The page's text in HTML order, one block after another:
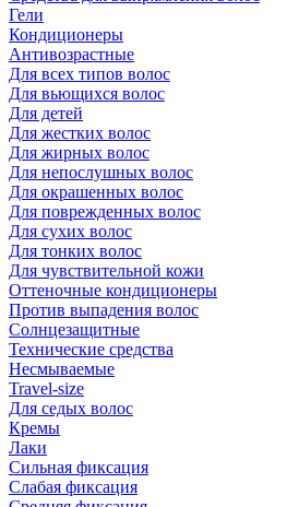
Гели
Кондиционеры
Антивозрастные
Для всех типов волос
Для вьющихся волос
Для детей
Для жестких волос
Для жирных волос
Для непослушных волос
Для окрашенных волос
Для поврежденных волос
Для сухих волос
Для тонких волос
Для чувствительной кожи
Оттеночные кондиционеры
Против выпадения волос
Солнцезащитные
Технические средства
Несмываемые
Travel-size
Для седых волос
Кремы
Лаки
Сильная фиксация
Слабая фиксация